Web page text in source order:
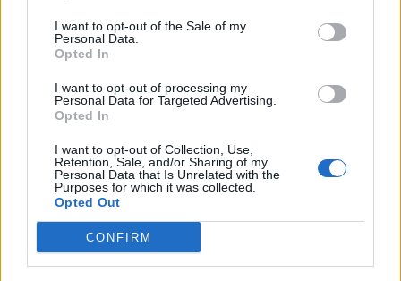
I want to opt-out of the Sale of my
Personal Data.
Opted In
I want to opt-out of processing my
Personal Data for Targeted Advertising.
Opted In
I want to opt-out of Collection, Use,
Retention, Sale, and/or Sharing of my
Personal Data that Is Unrelated with the
Purposes for which it was collected.
Opted Out
CONFIRM
Wanneer maakte Gakpo zijn debuut bij het
Nederlands elftal?
Vanaf de O18 zit de aanvaller bij het jeugdteam van
Nederland. Voor het EK in 2021 werd Gakpo voor het eerst
geselecteerd door Frank de Boer voor het eerste elftal van